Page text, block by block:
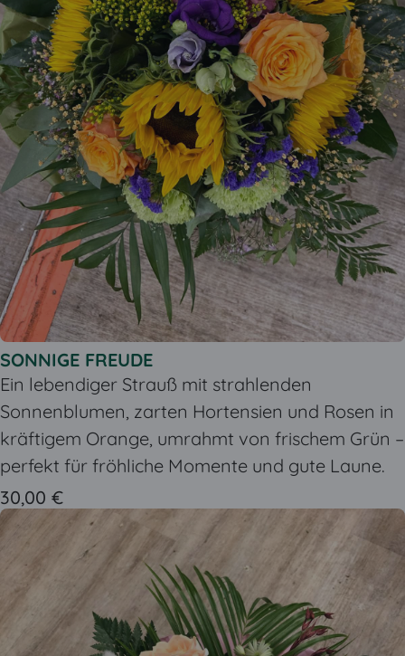
SONNIGE FREUDE
Ein lebendiger Strauß mit strahlenden
Sonnenblumen, zarten Hortensien und Rosen in
kräftigem Orange, umrahmt von frischem Grün –
perfekt für fröhliche Momente und gute Laune.
30,00 €